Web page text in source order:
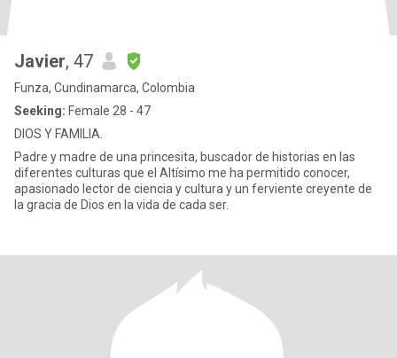
Javier, 47
Funza, Cundinamarca, Colombia
Seeking: Female 28 - 47
DIOS Y FAMILIA.
Padre y madre de una princesita, buscador de historias en las
diferentes culturas que el Altísimo me ha permitido conocer,
apasionado lector de ciencia y cultura y un ferviente creyente de
la gracia de Dios en la vida de cada ser.